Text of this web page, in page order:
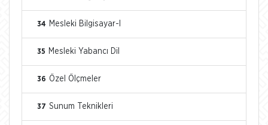
34 Mesleki Bilgisayar-I
35 Mesleki Yabancı Dil
36 Özel Ölçmeler
37 Sunum Teknikleri